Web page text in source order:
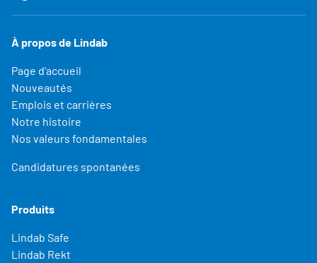
À propos de Lindab
Page d'accueil
Nouveautés
Emplois et carrières
Notre histoire
Nos valeurs fondamentales
Candidatures spontanées
Produits
Lindab Safe
Lindab Rekt